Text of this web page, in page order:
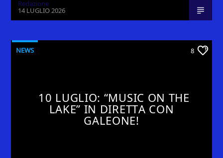
Redazione
14 LUGLIO 2026
NEWS 8
10 LUGLIO: “MUSIC ON THE
LAKE” IN DIRETTA CON
GALEONE!